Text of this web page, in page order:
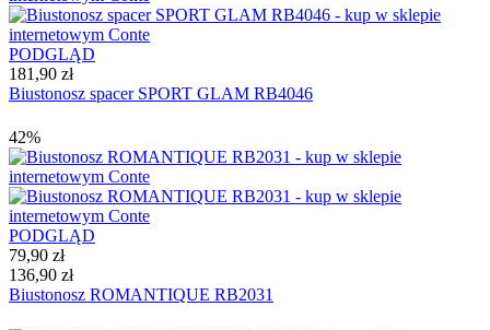
PODGLĄD
181,90 zł
Biustonosz spacer SPORT GLAM RB4046
42%
PODGLĄD
79,90 zł
136,90 zł
Biustonosz ROMANTIQUE RB2031